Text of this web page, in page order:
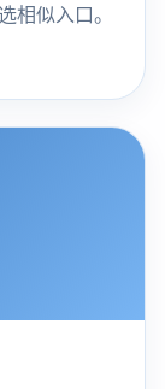
相似入口。